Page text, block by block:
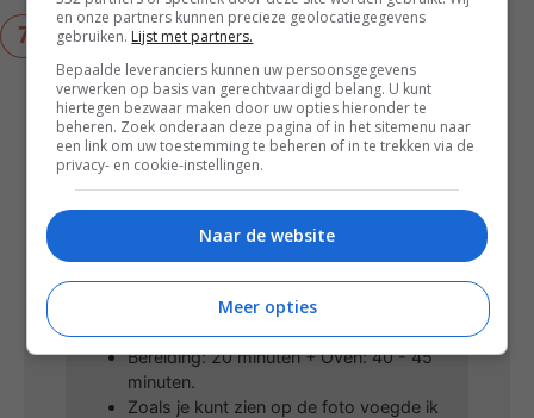
Snijd het deeg rondom bij met een scherp mesje
heen) en zet de quiche in de oven voor 40 - 45
minuten. Als de quiche goed gaar en goudbruin
is, kan deze uit de oven. Laat iets afkoelen op
een rek en snijd daarna in punten. Serveer de
overgebleven pesto.
Notities
Met dit recept maak je 1 quiche met 12
punten.
Bereiding: 20 minuten + Oven: 40 - 45
minuten.
Zoals je kunt zien op de foto voegde ik
en onze partners kunnen precieze geolocatiegegevens
gebruiken. Lijst met partners.
Bepaalde leveranciers kunnen uw persoonsgegevens
verwerken op basis van gerechtvaardigd belang. U kunt
hiertegen bezwaar maken door uw opties hieronder te
beheren. Zoek onderaan deze pagina of in het sitemenu naar
een link om uw toestemming te beheren of in te trekken via de
privacy- en cookie-instellingen.
Naar de website
Meer opties